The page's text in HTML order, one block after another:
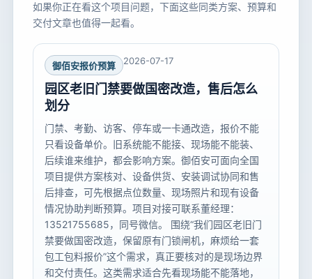
如果你正在看这个项目问题，下面这些同类方案、预算和
交付文章也值得一起看。
御佰安报价预算 2026-07-17
园区老旧门禁要做国密改造，售后怎么
划分
门禁、考勤、访客、停车或一卡通改造，报价不能
只看设备单价。旧系统能不能接、现场能不能装、
后续谁来维护，都会影响方案。御佰安可面向全国
项目提供方案核对、设备供货、安装调试协同和售
后排查，可先根据点位数量、现场照片和现有设备
情况协助判断预算。项目对接可联系董经理：
13521755685，同号微信。 围绕“我们园区老旧门
禁要做国密改造，保留原有门锁闸机，麻烦给一套
包工包料报价”这个需求，真正要核对的是现场边界
和交付责任。这类需求适合先看现场能不能落地，